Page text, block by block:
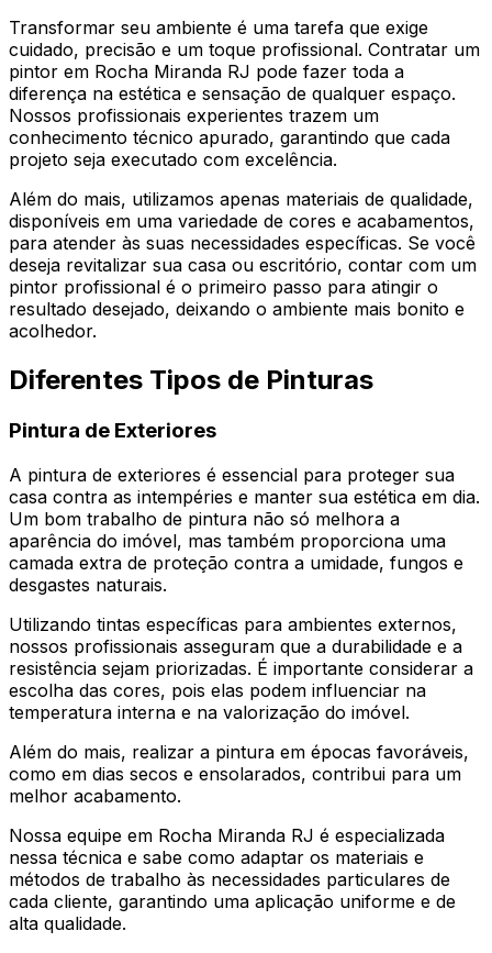
Transformar seu ambiente é uma tarefa que exige
cuidado, precisão e um toque profissional. Contratar um
pintor em Rocha Miranda RJ pode fazer toda a
diferença na estética e sensação de qualquer espaço.
Nossos profissionais experientes trazem um
conhecimento técnico apurado, garantindo que cada
projeto seja executado com excelência.
Além do mais, utilizamos apenas materiais de qualidade,
disponíveis em uma variedade de cores e acabamentos,
para atender às suas necessidades específicas. Se você
deseja revitalizar sua casa ou escritório, contar com um
pintor profissional é o primeiro passo para atingir o
resultado desejado, deixando o ambiente mais bonito e
acolhedor.
Diferentes Tipos de Pinturas
Pintura de Exteriores
A pintura de exteriores é essencial para proteger sua
casa contra as intempéries e manter sua estética em dia.
Um bom trabalho de pintura não só melhora a
aparência do imóvel, mas também proporciona uma
camada extra de proteção contra a umidade, fungos e
desgastes naturais.
Utilizando tintas específicas para ambientes externos,
nossos profissionais asseguram que a durabilidade e a
resistência sejam priorizadas. É importante considerar a
escolha das cores, pois elas podem influenciar na
temperatura interna e na valorização do imóvel.
Além do mais, realizar a pintura em épocas favoráveis,
como em dias secos e ensolarados, contribui para um
melhor acabamento.
Nossa equipe em Rocha Miranda RJ é especializada
nessa técnica e sabe como adaptar os materiais e
métodos de trabalho às necessidades particulares de
cada cliente, garantindo uma aplicação uniforme e de
alta qualidade.